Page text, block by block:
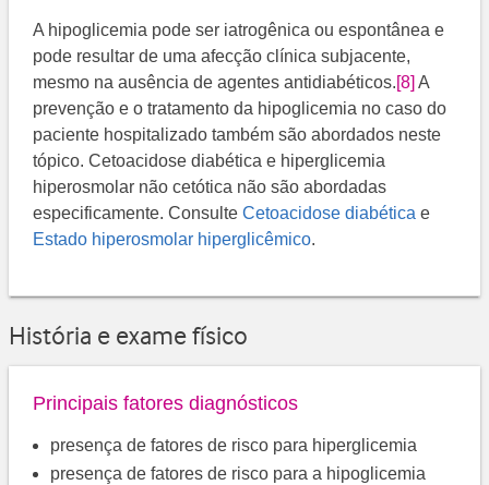
A hipoglicemia pode ser iatrogênica ou espontânea e
pode resultar de uma afecção clínica subjacente,
mesmo na ausência de agentes antidiabéticos.[8] ​ A
prevenção e o tratamento da hipoglicemia no caso do
paciente hospitalizado também são abordados neste
tópico. Cetoacidose diabética e hiperglicemia
hiperosmolar não cetótica não são abordadas
especificamente. ConsulteCetoacidose diabética e
Estado hiperosmolar hiperglicêmico.
História e exame físico
Principais fatores diagnósticos
presença de fatores de risco para hiperglicemia
presença de fatores de risco para a hipoglicemia